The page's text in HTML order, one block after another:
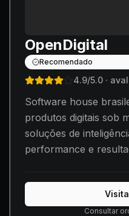
OpenDigital
Recomendado
4.9/5.0 ·
Software house
produtos digitais sob
soluções de
performance e
Consultar